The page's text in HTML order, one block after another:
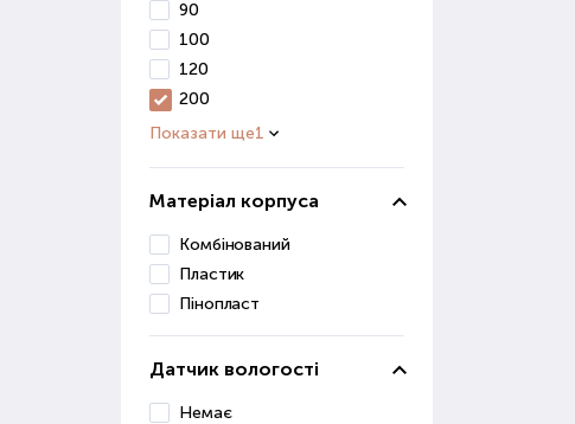
90
100
120
200
Показати ще1
Матеріал корпуса
Комбінований
Пластик
Пінопласт
Датчик вологості
Немає